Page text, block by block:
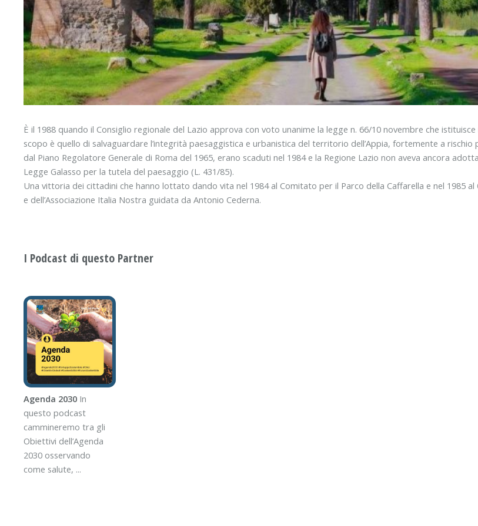
È il 1988 quando il Consiglio regionale del Lazio approva con voto unanime la legge n. 66/10 novembre che istituisce
scopo è quello di salvaguardare l’integrità paesaggistica e urbanistica del territorio dell’Appia, fortemente a rischio
dal Piano Regolatore Generale di Roma del 1965, erano scaduti nel 1984 e la Regione Lazio non aveva ancora
Legge Galasso per la tutela del paesaggio (L. 431/85).
Una vittoria dei cittadini che hanno lottato dando vita nel 1984 al Comitato per il Parco della Caffarella e nel 1985
e dell’Associazione Italia Nostra guidata da Antonio Cederna.
I Podcast di questo Partner
Agenda 2030 In
questo podcast
cammineremo tra gli
Obiettivi dell’Agenda
2030 osservando
come salute, ...